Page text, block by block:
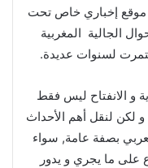
موقع إخباري خاص تحت
الجالية المغربية
لسنوات عديدة.
و الانفتاح ليس فقط
و لكن لنقل أهم الأحداث
بصفة عامة, سواء
على ما يجري و يدور